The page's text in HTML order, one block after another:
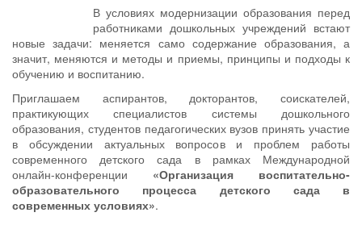
В условиях модернизации образования перед
работниками дошкольных учреждений встают
новые задачи: меняется само содержание образования, а
значит, меняются и методы и приемы, принципы и подходы к
обучению и воспитанию.
Приглашаем аспирантов, докторантов, соискателей,
практикующих специалистов системы дошкольного
образования, студентов педагогических вузов принять участие
в обсуждении актуальных вопросов и проблем работы
современного детского сада в рамках Международной
онлайн-конференции «Организация воспитательно-
образовательного процесса детского сада в
современных условиях».